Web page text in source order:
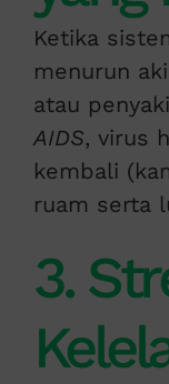
Ketika
menurun
atau
AIDS, virus
kembali
ruam serta
3.